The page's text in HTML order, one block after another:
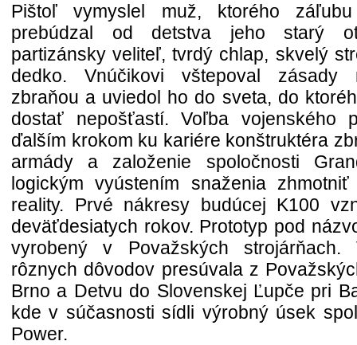
Pištoľ vymyslel muž, ktorého
prebúdzal od detstva jeho starý
partizánsky veliteľ, tvrdý chlap, skvelý
dedko. Vnúčikovi vštepoval zásady
zbraňou a uviedol ho do sveta, do
dostať nepošťastí. Voľba vojenského
ďalším krokom ku kariére konštruktéra
armády a založenie spoločnosti
logickým vyústením snaženia
reality. Prvé nákresy budúcej K100
deväťdesiatych rokov. Prototyp pod
vyrobený v Považských
rôznych dôvodov presúvala z
Brno a Detvu do Slovenskej Ľupče pri
kde v súčasnosti sídli výrobný úsek
Power.